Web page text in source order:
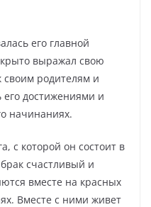
его главной
выражал свою
своим родителям и
его достижениями и
начинаниях.
с которой он состоит в
счастливый и
вместе на красных
Вместе с ними живет